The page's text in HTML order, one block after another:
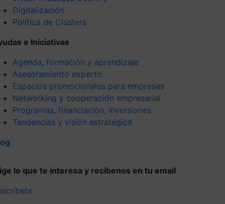
Digitalización
Política de Clústers
e Iniciativas
Agenda, formación y aprendizaje
Asesoramiento experto
Espacios promocionales para empresas
Networking y cooperación empresarial
Programas, financiación, inversiones
Tendencias y visión estratégica
lo que te interesa y recíbenos en tu email